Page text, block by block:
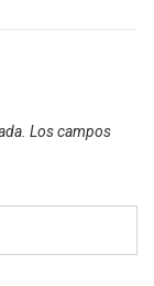
Los campos